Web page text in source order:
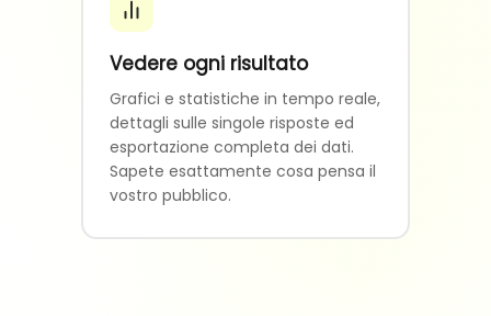
Vedere ogni risultato
Grafici e statistiche in tempo reale,
dettagli sulle singole risposte ed
esportazione completa dei dati.
Sapete esattamente cosa pensa il
vostro pubblico.